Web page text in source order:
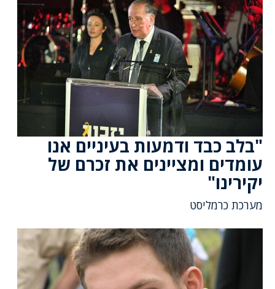
"בלב כבד ודמעות בעיניים אנו
עומדים ומציינים את זכרם של
יקירינו"
מערכת כרמליסט